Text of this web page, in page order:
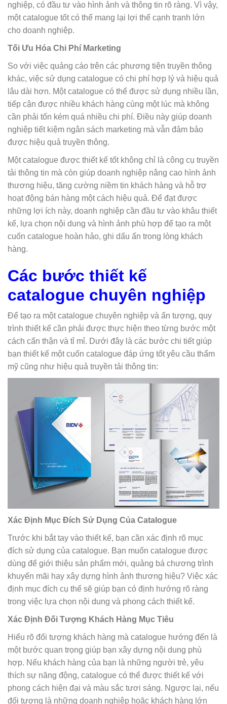
nghiệp, có đầu tư vào hình ảnh và thông tin rõ ràng. Vì vậy,
một catalogue tốt có thể mang lại lợi thế cạnh tranh lớn
cho doanh nghiệp.
Tối Ưu Hóa Chi Phí Marketing
So với việc quảng cáo trên các phương tiện truyền thông
khác, việc sử dụng catalogue có chi phí hợp lý và hiệu quả
lâu dài hơn. Một catalogue có thể được sử dụng nhiều lần,
tiếp cận được nhiều khách hàng cùng một lúc mà không
cần phải tốn kém quá nhiều chi phí. Điều này giúp doanh
nghiệp tiết kiệm ngân sách marketing mà vẫn đảm bảo
được hiệu quả truyền thông.
Một catalogue được thiết kế tốt không chỉ là công cụ truyền
tải thông tin mà còn giúp doanh nghiệp nâng cao hình ảnh
thương hiệu, tăng cường niềm tin khách hàng và hỗ trợ
hoạt động bán hàng một cách hiệu quả. Để đạt được
những lợi ích này, doanh nghiệp cần đầu tư vào khâu thiết
kế, lựa chọn nội dung và hình ảnh phù hợp để tạo ra một
cuốn catalogue hoàn hảo, ghi dấu ấn trong lòng khách
hàng.
Các bước thiết kế
catalogue chuyên nghiệp
Để tạo ra một catalogue chuyên nghiệp và ấn tượng, quy
trình thiết kế cần phải được thực hiện theo từng bước một
cách cẩn thận và tỉ mỉ. Dưới đây là các bước chi tiết giúp
bạn thiết kế một cuốn catalogue đáp ứng tốt yêu cầu thẩm
mỹ cũng như hiệu quả truyền tải thông tin:
Xác Định Mục Đích Sử Dụng Của Catalogue
Trước khi bắt tay vào thiết kế, bạn cần xác định rõ mục
đích sử dụng của catalogue. Bạn muốn catalogue được
dùng để giới thiệu sản phẩm mới, quảng bá chương trình
khuyến mãi hay xây dựng hình ảnh thương hiệu? Việc xác
định mục đích cụ thể sẽ giúp bạn có định hướng rõ ràng
trong việc lựa chọn nội dung và phong cách thiết kế.
Xác Định Đối Tượng Khách Hàng Mục Tiêu
Hiểu rõ đối tượng khách hàng mà catalogue hướng đến là
một bước quan trọng giúp bạn xây dựng nội dung phù
hợp. Nếu khách hàng của bạn là những người trẻ, yêu
thích sự năng động, catalogue có thể được thiết kế với
phong cách hiện đại và màu sắc tươi sáng. Ngược lại, nếu
đối tượng là những doanh nghiệp hoặc khách hàng lớn